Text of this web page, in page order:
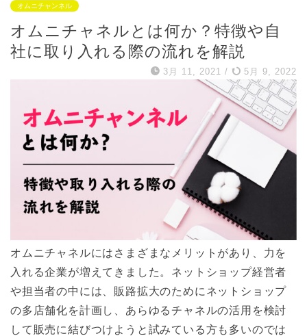
オムニチャンネル
オムニチャネルとは何か？特徴や自
社に取り入れる際の流れを解説
3月 11, 2021 / 5月 9, 2022
オムニチャネルにはさまざまなメリットがあり、力を
入れる企業が増えてきました。ネットショップ経営者
や担当者の中には、販路拡大のためにネットショップ
の多店舗化を計画し、あらゆるチャネルの活用を検討
して販売に結びつけようと試みている方も多いのでは